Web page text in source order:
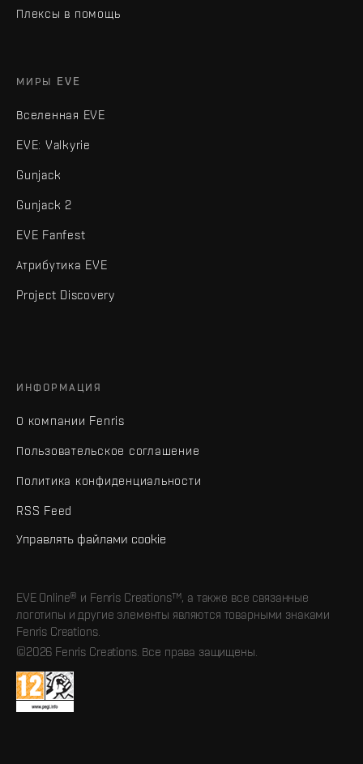
Плексы в помощь
МИРЫ EVE
Вселенная EVE
EVE: Valkyrie
Gunjack
Gunjack 2
EVE Fanfest
Атрибутика EVE
Project Discovery
ИНФОРМАЦИЯ
О компании Fenris
Пользовательское соглашение
Политика конфиденциальности
RSS Feed
Управлять файлами cookie
EVE Online® и Fenris Creations™, а также все связанные
логотипы и другие элементы являются товарными знаками
Fenris Creations.
©2026 Fenris Creations. Все права защищены.